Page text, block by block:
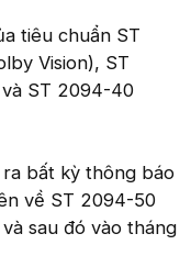
tiêu chuẩn ST
Vision), ST
ST 2094-40
bất kỳ thông báo
về ST 2094-50
sau đó vào tháng